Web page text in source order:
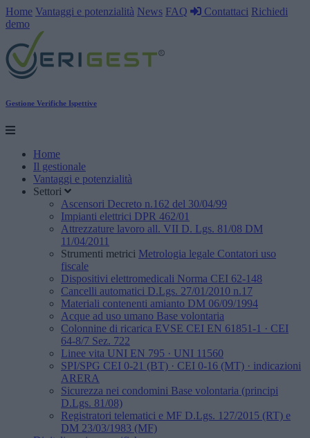
Home Vantaggi e potenzialità News FAQ Contattaci Richiedi
demo
Gestione Verifiche Ispettive
Home
Il gestionale
Vantaggi e potenzialità
Settori
Ascensori Decreto n.162 del 30/04/99
Impianti elettrici DPR 462/01
Attrezzature lavoro all. VII D. Lgs. 81/08 DM
11/04/2011
Strumenti metrici Metrologia legale Contatori uso
fiscale
Dispositivi elettromedicali Norma CEI 62-148
Cancelli automatici D.Lgs. 27/01/2010 n.17
Materiali contenenti amianto DM 06/09/1994
Acque ad uso umano Base volontaria
Colonnine di ricarica EVSE CEI EN 61851-1 · CEI
64-8/7 Sez. 722
Linee vita UNI EN 795 · UNI 11560
SPI/SPG CEI 0-21 (BT) · CEI 0-16 (MT) · indicazioni
ARERA
Sicurezza nei condomini Base volontaria (principi
D.Lgs. 81/08)
Registratori telematici e MF D.Lgs. 127/2015 (RT) e
DM 23/03/1983 (MF)